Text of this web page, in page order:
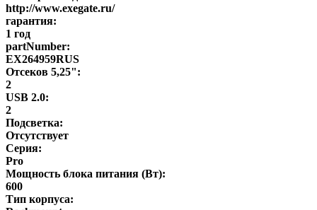
http://www.exegate.ru/
гарантия:
1 год
partNumber:
EX264959RUS
Отсеков 5,25":
2
USB 2.0:
2
Подсветка:
Отсутствует
Серия:
Pro
Мощность блока питания (Вт):
600
Тип корпуса: